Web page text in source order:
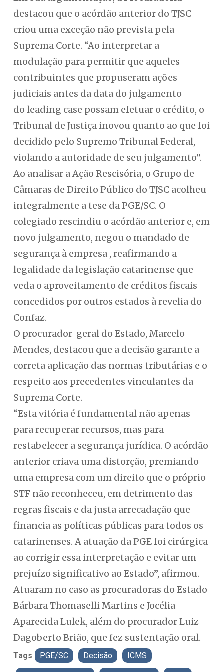
destacou que o acórdão anterior do TJSC
criou uma exceção não prevista pela
Suprema Corte. “Ao interpretar a
modulação para permitir que aqueles
contribuintes que propuseram ações
judiciais antes da data do julgamento
do leading case possam efetuar o crédito, o
Tribunal de Justiça inovou quanto ao que foi
decidido pelo Supremo Tribunal Federal,
violando a autoridade de seu julgamento”.
Ao analisar a Ação Rescisória, o Grupo de
Câmaras de Direito Público do TJSC acolheu
integralmente a tese da PGE/SC. O
colegiado rescindiu o acórdão anterior e, em
novo julgamento, negou o mandado de
segurança à empresa , reafirmando a
legalidade da legislação catarinense que
veda o aproveitamento de créditos fiscais
concedidos por outros estados à revelia do
Confaz.
O procurador-geral do Estado, Marcelo
Mendes, destacou que a decisão garante a
correta aplicação das normas tributárias e o
respeito aos precedentes vinculantes da
Suprema Corte.
“Esta vitória é fundamental não apenas
para recuperar recursos, mas para
restabelecer a segurança jurídica. O acórdão
anterior criava uma distorção, premiando
uma empresa com um direito que o próprio
STF não reconheceu, em detrimento das
regras fiscais e da justa arrecadação que
financia as políticas públicas para todos os
catarinenses. A atuação da PGE foi cirúrgica
ao corrigir essa interpretação e evitar um
prejuízo significativo ao Estado”, afirmou.
Atuaram no caso as procuradoras do Estado
Bárbara Thomaselli Martins e Jocélia
Aparecida Lulek, além do procurador Luiz
Dagoberto Brião, que fez sustentação oral.
Tags PGE/SC Decisão ICMS